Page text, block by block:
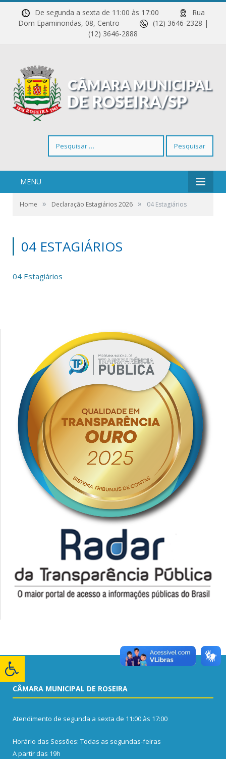
De segunda a sexta de 11:00 às 17:00
Rua
Dom Epaminondas, 08, Centro
(12) 3646-2328 |
(12) 3646-2888
por:
MENU
Home » Declaração Estagiários 2026 » 04 Estagiários
04 ESTAGIÁRIOS
04 Estagiários
CÂMARA MUNICIPAL DE ROSEIRA
Atendimento de segunda a sexta de 11:00 às 17:00
Horário das Sessões: Todas as segundas-feiras
A partir das 19h